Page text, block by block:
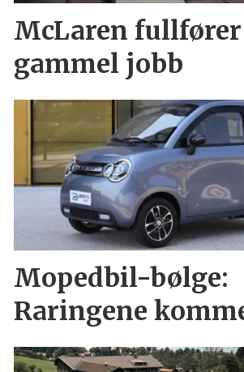
McLaren fullfører
gammel jobb
Mopedbil-bølge:
Raringene